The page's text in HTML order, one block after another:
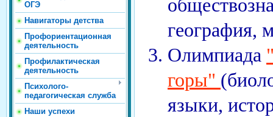
ОГЭ
Навигаторы детства
Профориентационная
деятельность
Профилактическая
деятельность
Психолого-
педагогическая служба
Наши успехи
география,
Олимпиада
горы"
языки,